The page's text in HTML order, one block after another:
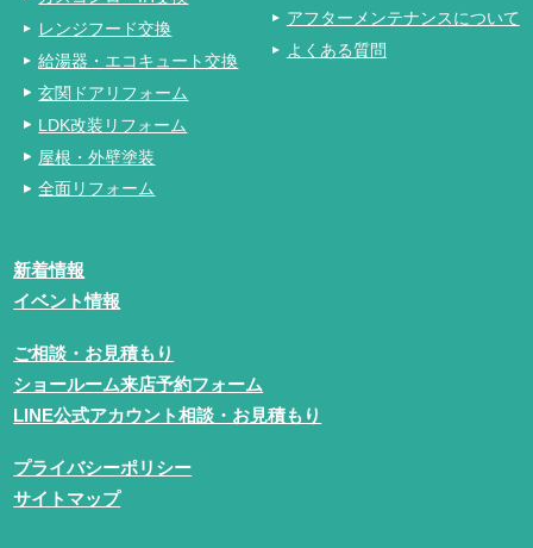
レンジフード交換
給湯器・エコキュート交換
玄関ドアリフォーム
LDK改装リフォーム
屋根・外壁塗装
全面リフォーム
アフターメンテナンスについて
よくある質問
新着情報
イベント情報
ご相談・お見積もり
ショールーム来店予約フォーム
LINE公式アカウント相談・お見積もり
プライバシーポリシー
サイトマップ